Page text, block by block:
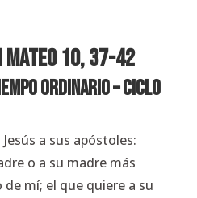
Mateo 10, 37-42
Ordinario – Ciclo
a sus apóstoles:
o a su madre más
mí; el que quiere a su